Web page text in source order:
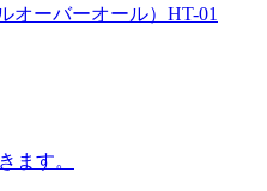
オーバーオール）HT-01
ます。